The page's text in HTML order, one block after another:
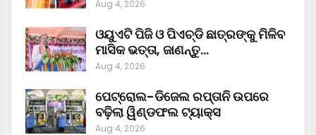
Aug 4, 2026
ଓୟୁଏଟି ପିଜି ଓ ପିଏଚ୍‌ଡି ଛାତ୍ରଙ୍କୁ ମିଳିବ
ମାସିକ ଭତ୍ତା, ଜାଣନ୍ତୁ…
Aug 4, 2026
ପେଟ୍ରୋଲ-ଡିଜେଲ ରପ୍ତାନି ଉପରେ
ବଢ଼ିଲା ୱିଣ୍ଡଫଲ ଟ୍ୟାକ୍ସ
Aug 4, 2026